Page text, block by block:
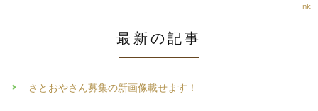
nk
最新の記事
さとおやさん募集の新画像載せます！